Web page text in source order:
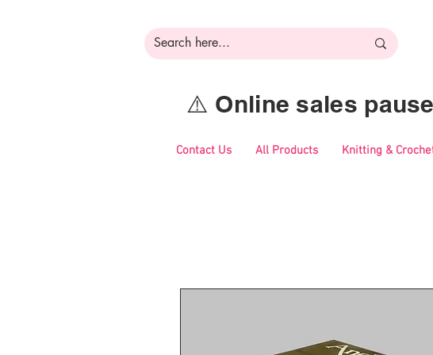
⚠️ Online sales
Contact Us All Products Knitting &